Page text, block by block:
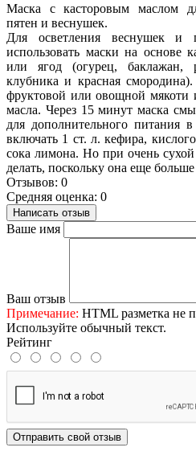
Маска с касторовым маслом
пятен и веснушек.
Для осветления веснушек и
использовать маски на основе
или ягод (огурец, баклажан,
клубника и красная
фруктовой или овощной мякоти
масла. Через 15 минут маска
для дополнительного питания
включать 1 ст. л. кефира,
сока лимона. Но при очень
делать, поскольку она еще больше
Отзывов: 0
Средняя оценка: 0
Написать отзыв
Ваше имя
Ваш отзыв
Примечание: HTML разметка не
Используйте обычный текст.
Рейтинг
Отправить свой отзыв